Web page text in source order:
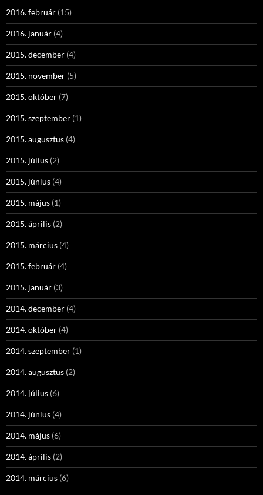
2016. február (15)
2016. január (4)
2015. december (4)
2015. november (5)
2015. október (7)
2015. szeptember (1)
2015. augusztus (4)
2015. július (2)
2015. június (4)
2015. május (1)
2015. április (2)
2015. március (4)
2015. február (4)
2015. január (3)
2014. december (4)
2014. október (4)
2014. szeptember (1)
2014. augusztus (2)
2014. július (6)
2014. június (4)
2014. május (6)
2014. április (2)
2014. március (6)